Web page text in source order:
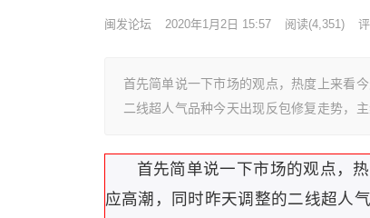
闽发论坛 2020年1月2日 15:57 阅读(4,351)
首先简单说一下市场的观点，热度上来看
二线超人气品种今天出现反包修复走势，
首先简单说一下市场的观点，
应高潮，同时昨天调整的二线超人